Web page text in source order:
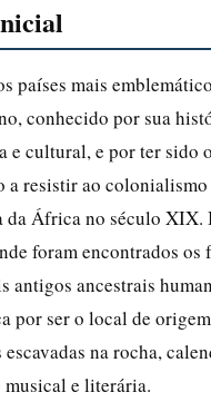
países mais
conhecido por sua
e cultural, e por ter sido
resistir ao colonialismo
da África no século XIX.
foram encontrados os
antigos ancestrais
por ser o local de
na rocha,
e literária.